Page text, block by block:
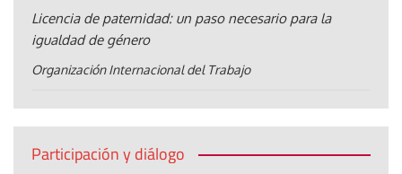
Licencia de paternidad: un paso necesario para la
igualdad de género
Organización Internacional del Trabajo
Participación y diálogo